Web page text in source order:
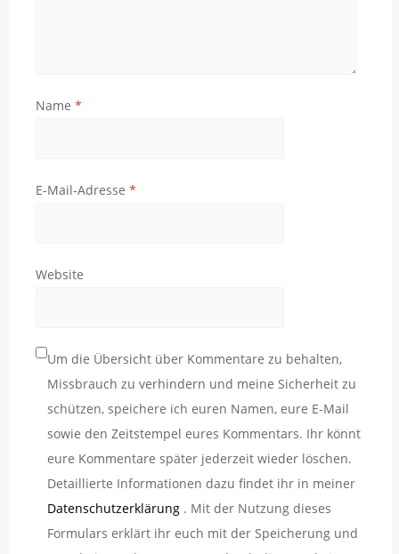
Name *
E-Mail-Adresse *
Website
Um die Übersicht über Kommentare zu behalten,
Missbrauch zu verhindern und meine Sicherheit zu
schützen, speichere ich euren Namen, eure E-Mail
sowie den Zeitstempel eures Kommentars. Ihr könnt
eure Kommentare später jederzeit wieder löschen.
Detaillierte Informationen dazu findet ihr in meiner
Datenschutzerklärung . Mit der Nutzung dieses
Formulars erklärt ihr euch mit der Speicherung und